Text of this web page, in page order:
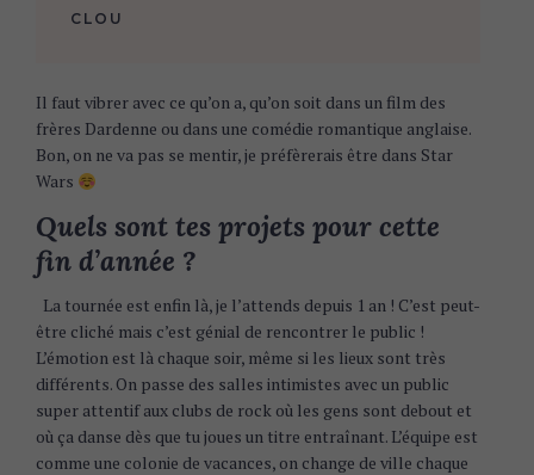
CLOU
Il faut vibrer avec ce qu’on a, qu’on soit dans un film des
frères Dardenne ou dans une comédie romantique anglaise.
Bon, on ne va pas se mentir, je préfèrerais être dans Star
Wars
Quels sont tes projets pour cette
fin d’année ?
La tournée est enfin là, je l’attends depuis 1 an ! C’est peut-
être cliché mais c’est génial de rencontrer le public !
L’émotion est là chaque soir, même si les lieux sont très
différents. On passe des salles intimistes avec un public
super attentif aux clubs de rock où les gens sont debout et
où ça danse dès que tu joues un titre entraînant. L’équipe est
comme une colonie de vacances, on change de ville chaque